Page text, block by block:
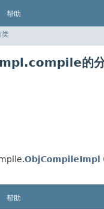
帮助
类
的分
ObjCompileImpl
帮助